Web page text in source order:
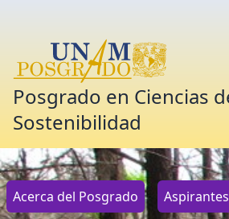
Posgrado en Ciencias
Sostenibilidad
Acerca del Posgrado Aspirantes